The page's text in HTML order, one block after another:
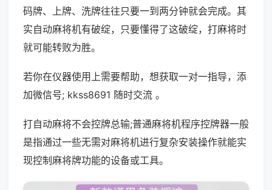
码牌、上牌、洗牌往往只要一到两分钟就会完成。其
实自动麻将机有破绽，只要懂得了这破绽，打麻将时
就可能转败为胜。
若你在仪器使用上需要帮助，想获取一对一指导，添
加微信号; kkss8691 随时交流 。
打自动麻将不会控牌总输;普通麻将机程序控牌器一般
是指通过一些无需对麻将机进行复杂安装操作就能实
现控制麻将牌功能的设备或工具。